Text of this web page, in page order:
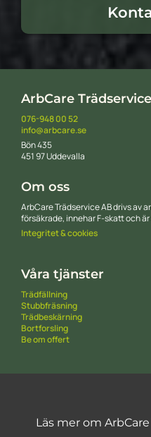
ArbCare Trädservice
076-948 00 52
info@arbcare.se
Bön 435
451 97 Uddevalla
Om oss
ArbCare Trädservice AB drivs av
försäkrade, innehar F-skatt och
Integritet & cookies
Våra tjänster
Trädfällning
Stubbfräsning
Trädbeskärning
Bortforsling
Be om offert
Läs mer om